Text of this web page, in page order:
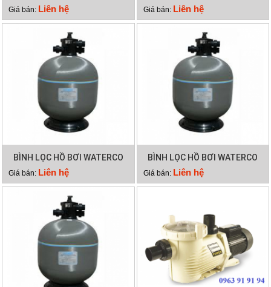
Giá bán: Liên hệ
100
Giá bán: Liên hệ
BÌNH LỌC HỒ BƠI WATERCO
S700
Giá bán: Liên hệ
BÌNH LỌC HỒ BƠI WATERCO
S900
Giá bán: Liên hệ